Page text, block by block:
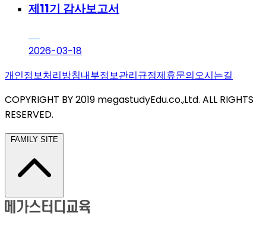
제11기 감사보고서
2026-03-18
개인정보처리방침내부정보관리규정제휴문의오시는길
COPYRIGHT BY 2019 megastudyEdu.co.,Ltd. ALL RIGHTS
RESERVED.